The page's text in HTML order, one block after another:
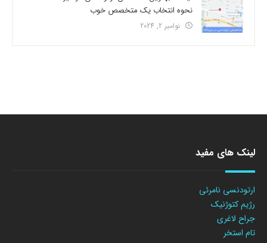
نحوه انتخاب یک متخصص خوب
نوامبر 2, 2024
لینک های مفید
ارتودنسی نامرئی
رژیم کتوژنیک
جراح لاغری
تام استخر